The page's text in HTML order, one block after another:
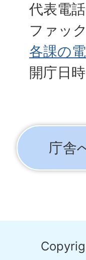
代表電
ファッ
各課の
開庁日
庁舎